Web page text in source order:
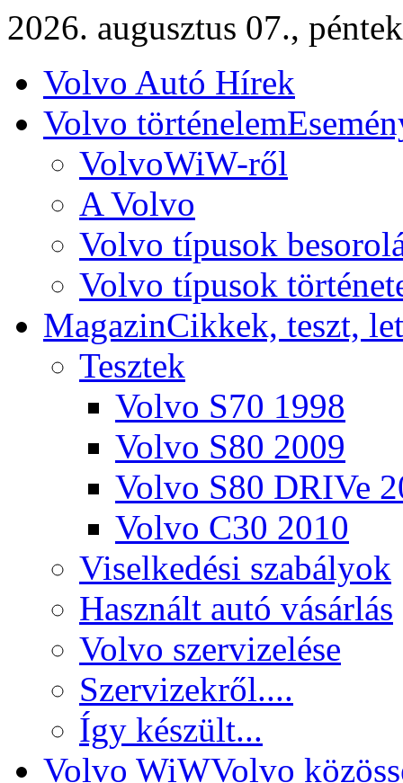
2026. augusztus 07., péntek
Volvo Autó Hírek
Volvo történelem
VolvoWiW-ről
A Volvo
Volvo típusok
Volvo típusok
MagazinCikkek, teszt,
Tesztek
Volvo S70 1998
Volvo S80 2009
Volvo S80 DRIVe
Volvo C30 2010
Viselkedési szabályok
Használt autó vásárlás
Volvo szervizelése
Szervizekről....
Így készült...
Volvo WiWVolvo